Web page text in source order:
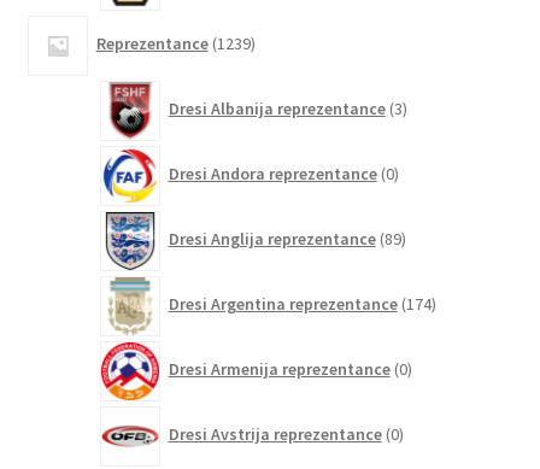
Reprezentance 1239izdelkov
Dresi Albanija reprezentance 3izdelki
Dresi Andora reprezentance 0izdelkov
Dresi Anglija reprezentance 89izdelkov
Dresi Argentina reprezentance 174izdelkov
Dresi Armenija reprezentance 0izdelkov
Dresi Avstrija reprezentance 0izdelkov